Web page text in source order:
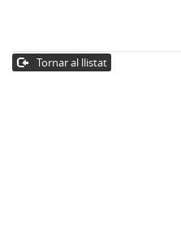
Tornar al llistat